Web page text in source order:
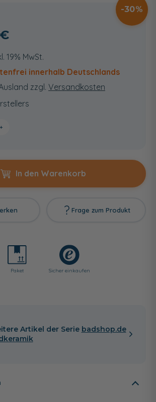
30
19% MwSt.
innerhalb Deutschlands
zzgl. Versandkosten
+
In den Warenkorb
Frage zum Produkt
Paket Sicher einkaufen
Artikel der Serie badshop.de